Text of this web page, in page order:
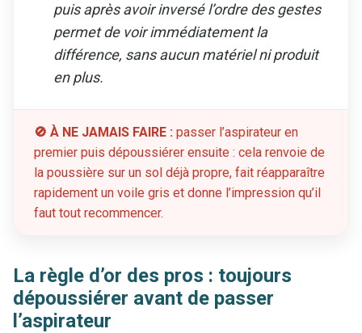
puis après avoir inversé l’ordre des gestes
permet de voir immédiatement la
différence, sans aucun matériel ni produit
en plus.
🚫 À NE JAMAIS FAIRE : passer l’aspirateur en
premier puis dépoussiérer ensuite : cela renvoie de
la poussière sur un sol déjà propre, fait réapparaître
rapidement un voile gris et donne l’impression qu’il
faut tout recommencer.
La règle d’or des pros : toujours
dépoussiérer avant de passer
l’aspirateur